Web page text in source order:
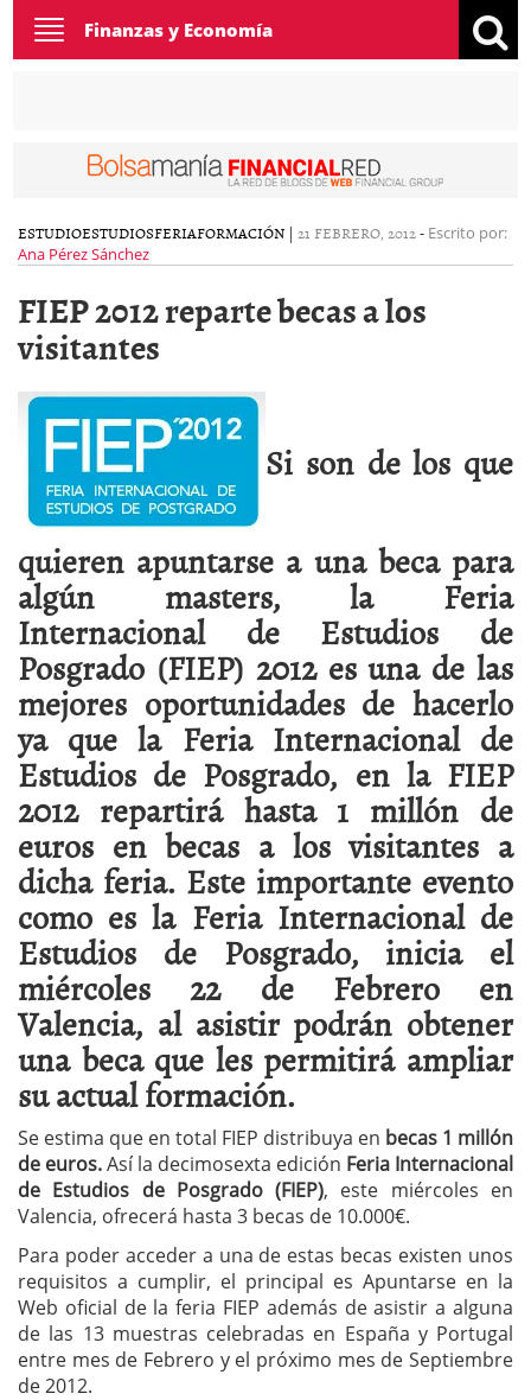
Toggle
navigation
Finanzas y Economía
ESTUDIOESTUDIOSFERIAFORMACIÓN | 21 FEBRERO, 2012- Escrito por:
Ana Pérez Sánchez
FIEP 2012 reparte becas a los
visitantes
Si son de los que
quieren apuntarse a una beca para
algún masters, la Feria
Internacional de Estudios de
Posgrado (FIEP) 2012 es una de las
mejores oportunidades de hacerlo
ya que la Feria Internacional de
Estudios de Posgrado, en la FIEP
2012 repartirá hasta 1 millón de
euros en becas a los visitantes a
dicha feria. Este importante evento
como es la Feria Internacional de
Estudios de Posgrado, inicia el
miércoles 22 de Febrero en
Valencia, al asistir podrán obtener
una beca que les permitirá ampliar
su actual formación.
Se estima que en total FIEP distribuya en becas 1 millón
de euros.Así la decimosexta edición Feria Internacional
de Estudios de Posgrado (FIEP), este miércoles en
Valencia, ofrecerá hasta 3 becas de 10.000€.
Para poder acceder a una de estas becas existen unos
requisitos a cumplir, el principal es Apuntarse en la
Web oficial de la feria FIEP además de asistir a alguna
de las 13 muestras celebradas en España y Portugal
entre mes de Febrero y el próximo mes de Septiembre
de 2012.